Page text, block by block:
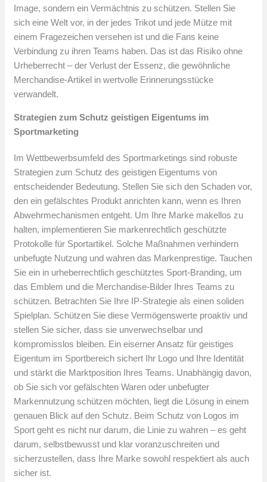
Image, sondern ein Vermächtnis zu schützen. Stellen Sie
sich eine Welt vor, in der jedes Trikot und jede Mütze mit
einem Fragezeichen versehen ist und die Fans keine
Verbindung zu ihren Teams haben. Das ist das Risiko ohne
Urheberrecht – der Verlust der Essenz, die gewöhnliche
Merchandise-Artikel in wertvolle Erinnerungsstücke
verwandelt.
Strategien zum Schutz geistigen Eigentums im
Sportmarketing
Im Wettbewerbsumfeld des Sportmarketings sind robuste
Strategien zum Schutz des geistigen Eigentums von
entscheidender Bedeutung. Stellen Sie sich den Schaden vor,
den ein gefälschtes Produkt anrichten kann, wenn es Ihren
Abwehrmechanismen entgeht. Um Ihre Marke makellos zu
halten, implementieren Sie markenrechtlich geschützte
Protokolle für Sportartikel. Solche Maßnahmen verhindern
unbefugte Nutzung und wahren das Markenprestige. Tauchen
Sie ein in urheberrechtlich geschütztes Sport-Branding, um
das Emblem und die Merchandise-Bilder Ihres Teams zu
schützen. Betrachten Sie Ihre IP-Strategie als einen soliden
Spielplan. Schützen Sie diese Vermögenswerte proaktiv und
stellen Sie sicher, dass sie unverwechselbar und
kompromisslos bleiben. Ein eiserner Ansatz für geistiges
Eigentum im Sportbereich sichert Ihr Logo und Ihre Identität
und stärkt die Marktposition Ihres Teams. Unabhängig davon,
ob Sie sich vor gefälschten Waren oder unbefugter
Markennutzung schützen möchten, liegt die Lösung in einem
genauen Blick auf den Schutz. Beim Schutz von Logos im
Sport geht es nicht nur darum, die Linie zu wahren – es geht
darum, selbstbewusst und klar voranzuschreiten und
sicherzustellen, dass Ihre Marke sowohl respektiert als auch
sicher ist.